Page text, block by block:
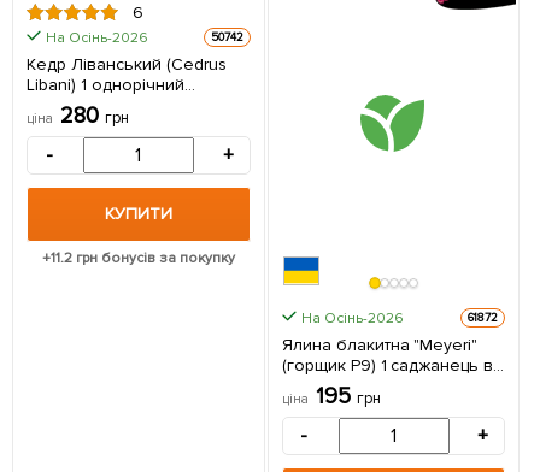
6
На Осінь-2026 50742
Кедр Ліванський (Cedrus
Libani) 1 однорічний
саджанець в упаковці
ціна 280 грн
- +
КУПИТИ
+11.2 грн бонусів за покупку
На Осінь-2026 61872
Ялина блакитна "Meyeri"
(горщик P9) 1 саджанець в
упаковці
ціна 195 грн
- +